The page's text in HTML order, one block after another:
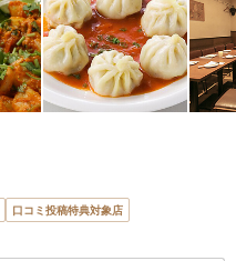
口コミ投稿特典対象店